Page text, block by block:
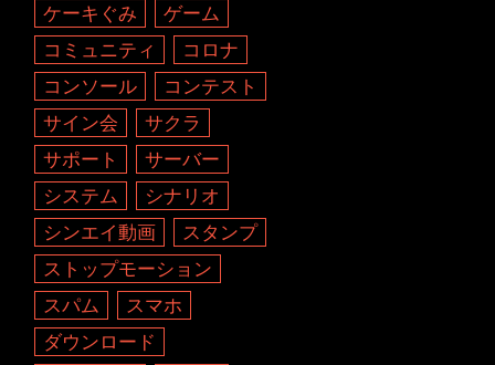
ケーキぐみ
ゲーム
コミュニティ
コロナ
コンソール
コンテスト
サイン会
サクラ
サポート
サーバー
システム
シナリオ
シンエイ動画
スタンプ
ストップモーション
スパム
スマホ
ダウンロード